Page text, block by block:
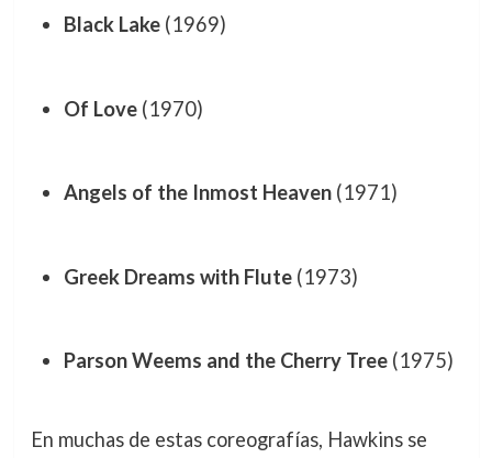
Black Lake(1969)
Of Love(1970)
Angels of the Inmost Heaven(1971)
Greek Dreams with Flute(1973)
Parson Weems and the Cherry Tree(1975)
En muchas de estas coreografías, Hawkins se